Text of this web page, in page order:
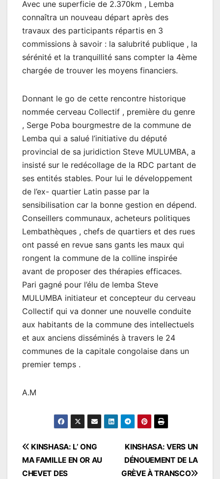
Avec une superficie de 2.370km , Lemba
connaîtra un nouveau départ après des
travaux des participants répartis en 3
commissions à savoir : la salubrité publique , la
sérénité et la tranquillité sans compter la 4ème
chargée de trouver les moyens financiers.
Donnant le go de cette rencontre historique
nommée cerveau Collectif , première du genre
, Serge Poba bourgmestre de la commune de
Lemba qui a salué l’initiative du député
provincial de sa juridiction Steve MULUMBA, a
insisté sur le redécollage de la RDC partant de
ses entités stables. Pour lui le développement
de l’ex- quartier Latin passe par la
sensibilisation car la bonne gestion en dépend.
Conseillers communaux, acheteurs politiques
Lembathèques , chefs de quartiers et des rues
ont passé en revue sans gants les maux qui
rongent la commune de la colline inspirée
avant de proposer des thérapies efficaces.
Pari gagné pour l’élu de lemba Steve
MULUMBA initiateur et concepteur du cerveau
Collectif qui va donner une nouvelle conduite
aux habitants de la commune des intellectuels
et aux anciens disséminés à travers le 24
communes de la capitale congolaise dans un
premier temps .
A.M
Navigation
de
KINSHASA: VERS UN
DÉNOUEMENT DE LA
GRÈVE À TRANSCO
KINSHASA: L’ ONG
MA FAMILLE EN OR AU
CHEVET DES